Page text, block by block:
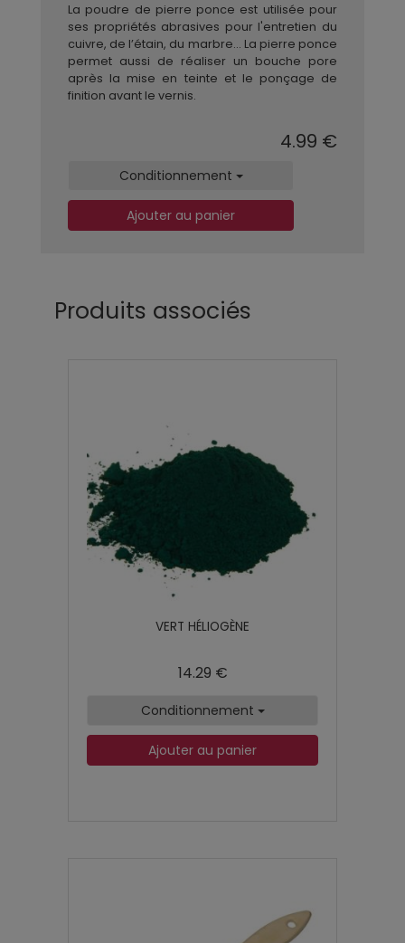
La poudre de pierre ponce est utilisée pour
ses propriétés abrasives pour l'entretien du
cuivre, de l’étain, du marbre... La pierre ponce
permet aussi de réaliser un bouche pore
après la mise en teinte et le ponçage de
finition avant le vernis.
4.99 €
Conditionnement
Ajouter au panier
Produits associés
VERT HÉLIOGÈNE
14.29 €
Conditionnement
Ajouter au panier